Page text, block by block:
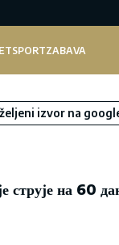
SPORTZABAVA
izvor na
струје на 60